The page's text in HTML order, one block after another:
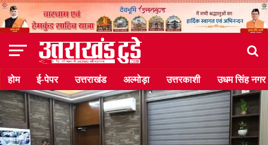
होम ई-पेपर उत्तराखंड अल्मोड़ा उत्तरकाशी उधम सिंह नगर